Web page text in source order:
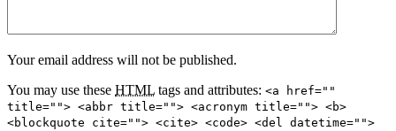
Your email address will not be published.
You may use these HTML tags and attributes: <a href=""
title=""> <abbr title=""> <acronym title=""> <b>
<blockquote cite=""> <cite> <code> <del datetime="">